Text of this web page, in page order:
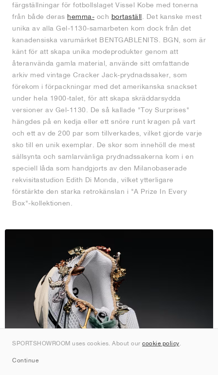
färgställningar för fotbollslaget Vissel Kobe med tonerna
från både deras hemma- och bortaställ . Det kanske mest
unika av alla Gel-1130-samarbeten kom dock från det
kanadensiska varumärket BENTGABLENITS. BGN, som är
känt för att skapa unika modeprodukter genom att
återanvända gamla material, använde sitt omfattande
arkiv med vintage Cracker Jack-prydnadssaker, som
förekom i förpackningar med det amerikanska snackset
under hela 1900-talet, för att skapa skräddarsydda
versioner av Gel-1130. De så kallade "Toy Surprises"
hängdes på en kedja eller ett snöre runt kragen på vart
och ett av de 200 par som tillverkades, vilket gjorde varje
sko till en unik exemplar. De skor som innehöll de mest
sällsynta och samlarvänliga prydnadssakerna kom i en
speciell låda som handgjorts av den Milanobaserade
rekvisitastudion Edith Di Monda, vilket ytterligare
förstärkte den starka retrokänslan i "A Prize In Every
Box"-kollektionen.
SPORTSHOWROOM uses cookies. About our cookie policy.
Continue